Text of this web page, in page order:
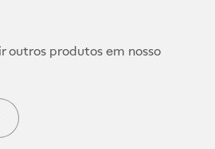
outros produtos em nosso